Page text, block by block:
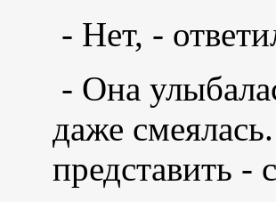
- Нет, -
- Она
даже
представить -